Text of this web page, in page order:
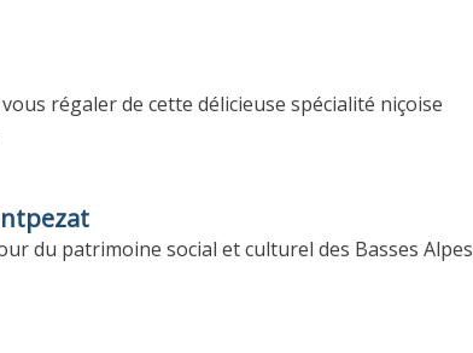
régaler de cette délicieuse spécialité niçoise
du patrimoine social et culturel des Basses Alpes